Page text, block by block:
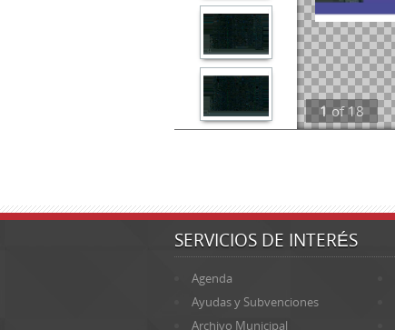
1 of 18
SERVICIOS DE INTERÉS
Agenda
Ayudas y Subvenciones
Archivo Municipal